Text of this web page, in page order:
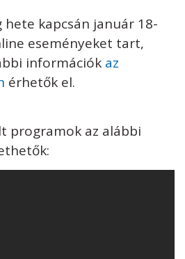
hete kapcsán január 18-
eseményeket tart,
információk az
érhetők el.
programok az alábbi